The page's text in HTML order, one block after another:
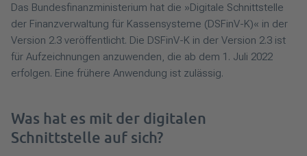
Das Bundesfinanzministerium hat die »Digitale Schnittstelle
der Finanzverwaltung für Kassensysteme (DSFinV-K)« in der
Version 2.3 veröffentlicht. Die DSFinV-K in der Version 2.3 ist
für Aufzeichnungen anzuwenden, die ab dem 1. Juli 2022
erfolgen. Eine frühere Anwendung ist zulässig.
Was hat es mit der digitalen
Schnittstelle auf sich?